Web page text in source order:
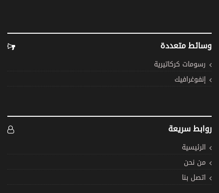
وسائط متعددة
رسومات كركاتيرية
إنفوغرافيك
روابط سريعة
الرئيسية
من نحن
اتصل بنا